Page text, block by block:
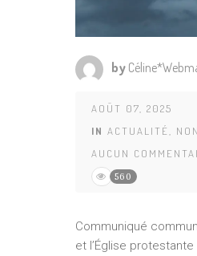
by
AOÛT 07, 2025
IN ACTUALITÉ
AUCUN
560
Communiqué
et l’Église